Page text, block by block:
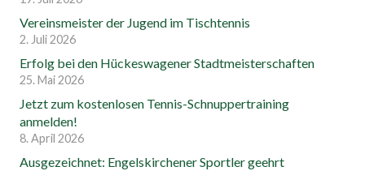
Vereinsmeister der Jugend im Tischtennis
2. Juli 2026
Erfolg bei den Hückeswagener Stadtmeisterschaften
25. Mai 2026
Jetzt zum kostenlosen Tennis-Schnuppertraining
anmelden!
8. April 2026
Ausgezeichnet: Engelskirchener Sportler geehrt